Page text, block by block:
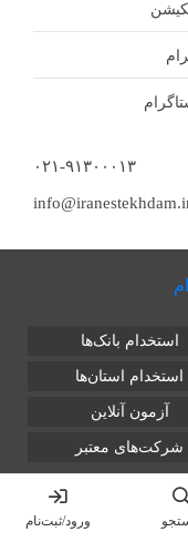
۰۲۱-۹۱۳۰۰۰۱۳
استخدام بانک‌ها
استخدام استان‌ها
آزمون آنلاین
شرکت‌های معتبر
سیستم محفوظ است و هر
دارد.
ورود/ثبت‌نام